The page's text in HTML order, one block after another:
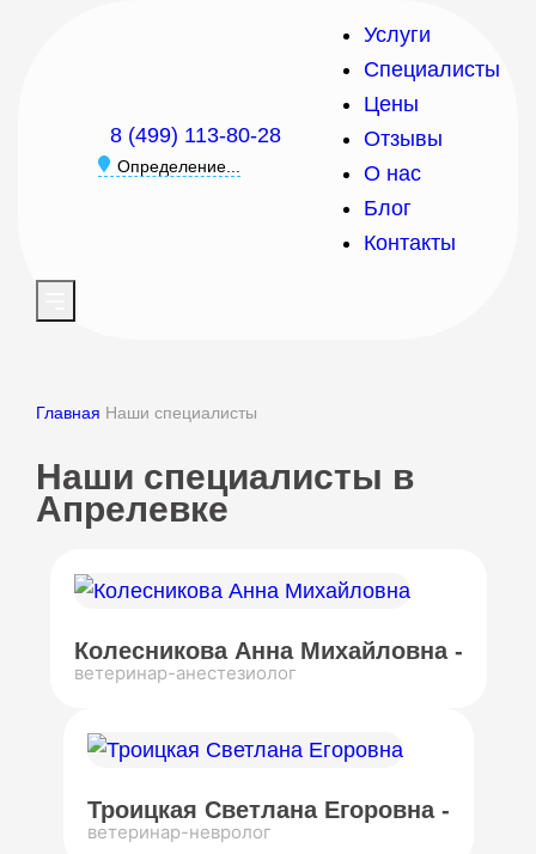
Услуги
Специалисты
Цены
Отзывы
О нас
Блог
Контакты
8 (499) 113-80-28
Определение...
Главная Наши специалисты
Наши специалисты в
Апрелевке
Колесникова Анна Михайловна -
ветеринар-анестезиолог
Троицкая Светлана Егоровна -
ветеринар-невролог